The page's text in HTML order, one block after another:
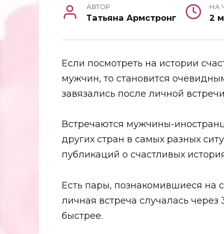
АВТОР
Татьяна Армстронг
НА
2
Если посмотреть на истории
мужчин, то становится
завязались после личной
Встречаются мужчины-
других стран в самых разных
публикаций о счастливых
Есть пары, познакомившиеся на
личная встреча случалась
быстрее.